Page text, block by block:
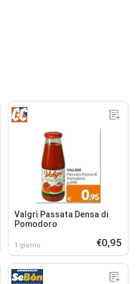
Valgrì Passata Densa di
Pomodoro
1 giorno €0,95